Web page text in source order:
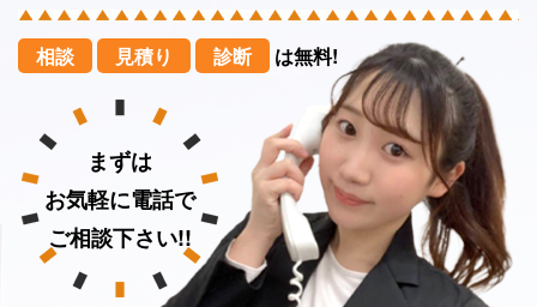
相談 見積り 診断 は無料!
まずは
お気軽に電話で
ご相談下さい!!